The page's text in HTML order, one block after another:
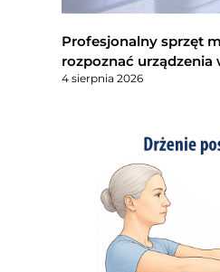
Profesjonalny sprzęt
rozpoznać urządzenia
4 sierpnia 2026